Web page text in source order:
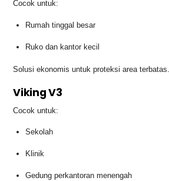
Cocok untuk:
Rumah tinggal besar
Ruko dan kantor kecil
Solusi ekonomis untuk proteksi area terbatas.
Viking V3
Cocok untuk:
Sekolah
Klinik
Gedung perkantoran menengah